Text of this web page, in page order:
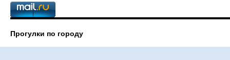
Прогулки по городу